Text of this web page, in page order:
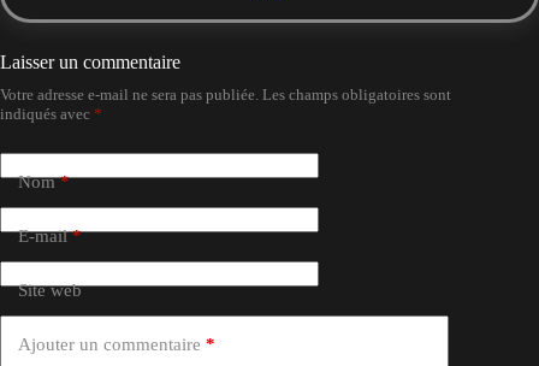
Laisser un commentaire
Votre adresse e-mail ne sera pas publiée. Les champs obligatoires sont
indiqués avec *
Nom*
E-mail*
Site web
Ajouter un commentaire *